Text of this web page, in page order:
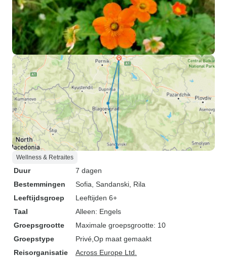
Wellness & Retraites
Duur
7 dagen
Bestemmingen
Sofia , Sandanski , Rila
Leeftijdsgroep
Leeftijden 6+
Taal
Alleen: Engels
Groepsgrootte
Maximale groepsgrootte: 10
Groepstype
Privé Op maat gemaakt
Reisorganisatie
Across Europe Ltd.